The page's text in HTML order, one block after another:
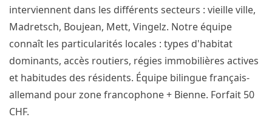
interviennent dans les différents secteurs : vieille ville,
Madretsch, Boujean, Mett, Vingelz. Notre équipe
connaît les particularités locales : types d'habitat
dominants, accès routiers, régies immobilières actives
et habitudes des résidents. Équipe bilingue français-
allemand pour zone francophone + Bienne. Forfait 50
CHF.